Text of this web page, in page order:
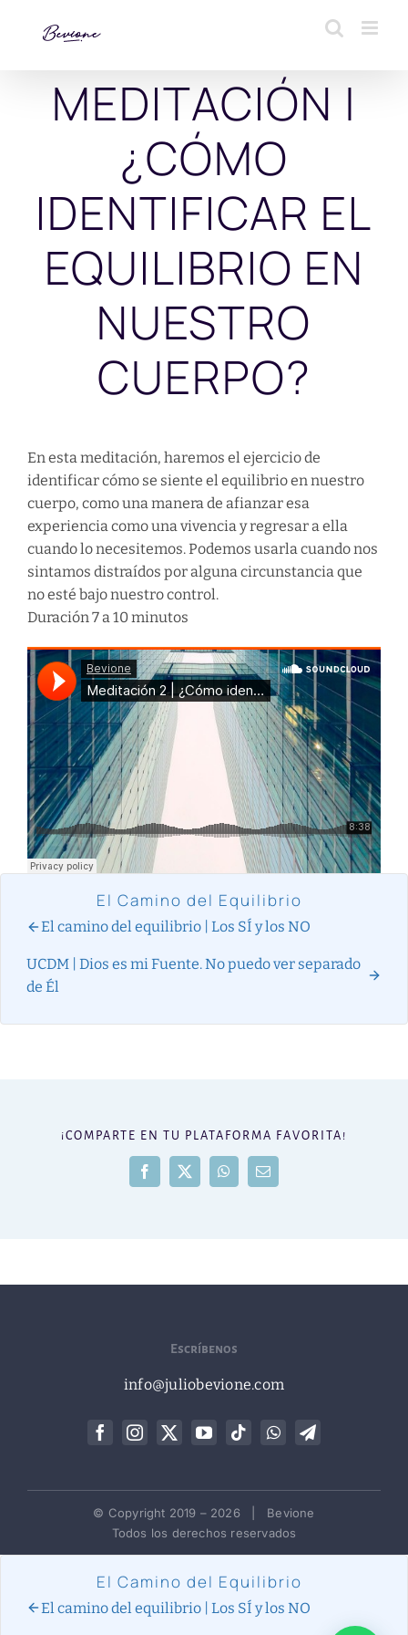
MEDITACIÓN |
¿CÓMO
IDENTIFICAR EL
EQUILIBRIO EN
NUESTRO
CUERPO?
En esta meditación, haremos el ejercicio de
identificar cómo se siente el equilibrio en nuestro
cuerpo, como una manera de afianzar esa
experiencia como una vivencia y regresar a ella
cuando lo necesitemos. Podemos usarla cuando nos
sintamos distraídos por alguna circunstancia que
no esté bajo nuestro control.
Duración 7 a 10 minutos
El Camino del Equilibrio
El camino del equilibrio | Los SÍ y los NO
UCDM | Dios es mi Fuente. No puedo ver separado
de Él
¡COMPARTE EN TU PLATAFORMA FAVORITA!
Facebook
X WhatsAppCorreo
Escríbenos
info@juliobevione.com
© Copyright 2019 – 2026 | Bevione
Todos los derechos reservados
El Camino del Equilibrio
El camino del equilibrio | Los SÍ y los NO